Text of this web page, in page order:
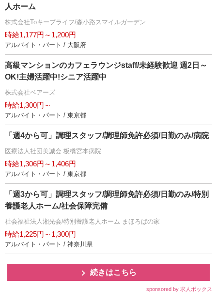
人ホーム
株式会社Toキープライフ/森小路スマイルガーデン
時給1,177円～1,200円
アルバイト・パート / 大阪府
高級マンションのカフェラウンジstaff/未経験歓迎 週2日～
OK!主婦活躍中!シニア活躍中
株式会社ベアーズ
時給1,300円～
アルバイト・パート / 東京都
「週4から可」調理スタッフ/調理師免許必須/日勤のみ/病院
医療法人社団美誠会 板橋宮本病院
時給1,306円～1,406円
アルバイト・パート / 東京都
「週3から可」調理スタッフ/調理師免許必須/日勤のみ/特別
養護老人ホーム/社会保障完備
社会福祉法人湘光会/特別養護老人ホーム まほろばの家
時給1,225円～1,300円
アルバイト・パート / 神奈川県
続きはこちら
sponsored by 求人ボックス